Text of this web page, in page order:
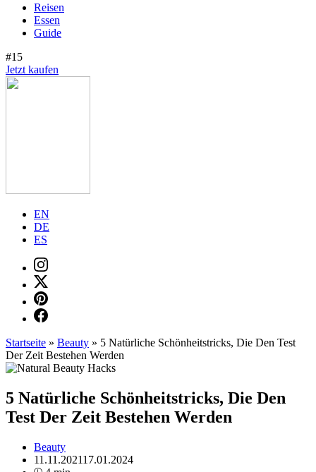
Reisen
Essen
Guide
#15
Jetzt kaufen
EN
DE
ES
Startseite » Beauty » 5 Natürliche Schönheitstricks, Die Den Test
Der Zeit Bestehen Werden
5 Natürliche Schönheitstricks, Die Den
Test Der Zeit Bestehen Werden
Beauty
11.11.202117.01.2024